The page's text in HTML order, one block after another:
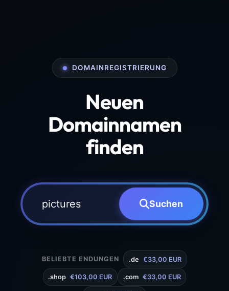
DOMAINREGISTRIERUNG
Neuen
Domainnamen
finden
Suchen
BELIEBTE ENDUNGEN .de €33,00 EUR
.shop €103,00 EUR .com €33,00 EUR